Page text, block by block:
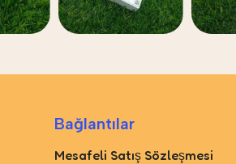
Bağlantılar
Mesafeli Satış Sözleşmesi